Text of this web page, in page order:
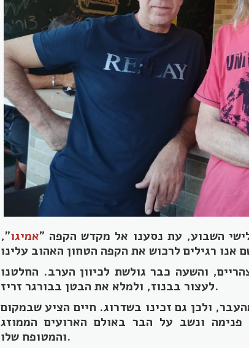
השבוע, עת נסענו אל מקדש הקפה "אמיגו",
והשעה כבר גולשת לכיוון הערב. החלטנו
לעצור בבנוז, ולמלא את הבטן בבורגר זריז.
ולכן גם זכינו בשדרוג. חיים הציע שבמקום
פנימה ונשב על הבר באולם הארועים הממוזג
והמטופח שלו.